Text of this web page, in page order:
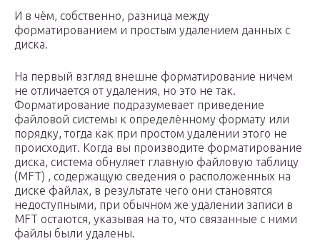
И в чём, собственно, разница между
форматированием и простым удалением данных с
диска.
На первый взгляд внешне форматирование ничем
не отличается от удаления, но это не так.
Форматирование подразумевает приведение
файловой системы к определённому формату или
порядку, тогда как при простом удалении этого не
происходит. Когда вы производите форматирование
диска, система обнуляет главную файловую таблицу
(MFT) , содержащую сведения о расположенных на
диске файлах, в результате чего они становятся
недоступными, при обычном же удалении записи в
MFT остаются, указывая на то, что связанные с ними
файлы были удалены.